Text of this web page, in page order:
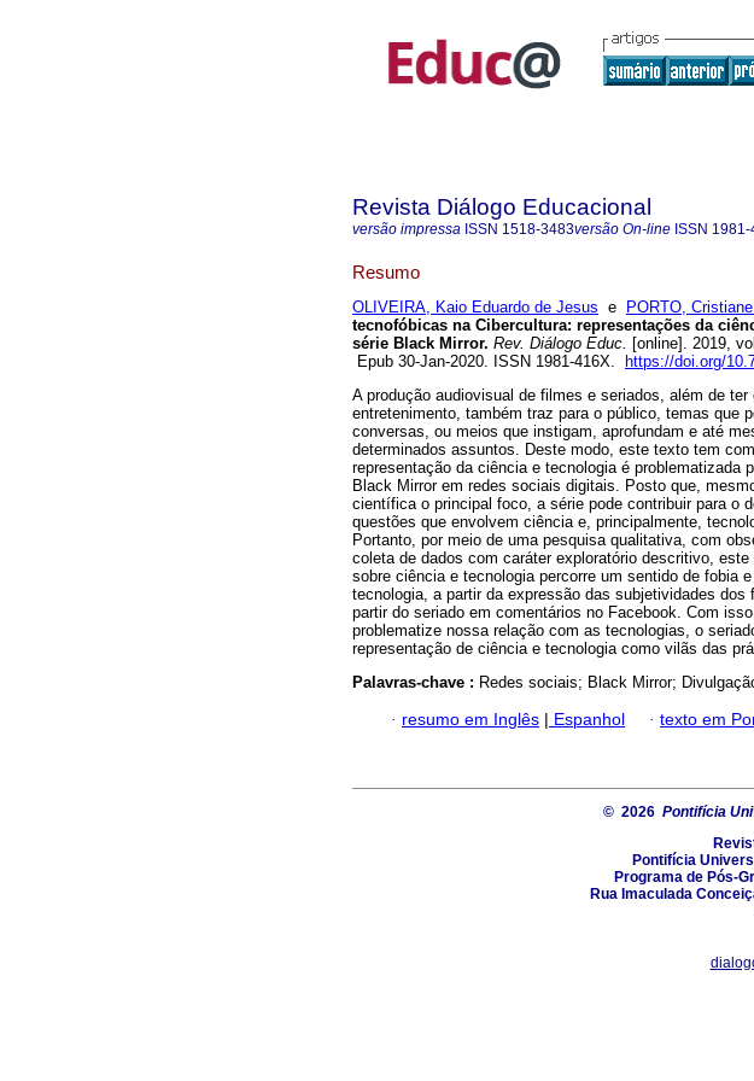
Revista Diálogo Educacional
versão impressa ISSN 1518-3483versão On-line ISSN 1981-
Resumo
OLIVEIRA, Kaio Eduardo de Jesus e PORTO,
tecnofóbicas na Cibercultura: representações da
série Black Mirror. Rev. Diálogo Educ. [online]. 2019,
Epub 30-Jan-2020. ISSN 1981-416X.
https://doi.org/
A produção audiovisual de filmes e seriados, além de
entretenimento, também traz para o público, temas que
conversas, ou meios que instigam, aprofundam e até
determinados assuntos. Deste modo, este texto tem
representação da ciência e tecnologia é problematizada
Black Mirror em redes sociais digitais. Posto que,
científica o principal foco, a série pode contribuir para o
questões que envolvem ciência e, principalmente,
Portanto, por meio de uma pesquisa qualitativa, com
coleta de dados com caráter exploratório descritivo,
sobre ciência e tecnologia percorre um sentido de fobia
tecnologia, a partir da expressão das subjetividades dos
partir do seriado em comentários no Facebook. Com
problematize nossa relação com as tecnologias, o
representação de ciência e tecnologia como vilãs das
Palavras-chave : Redes sociais; Black Mirror;
· resumo em Inglês | Espanhol · texto em
© 2026 Pontifícia
Pontifícia
Programa de Pós-
Rua Imaculada